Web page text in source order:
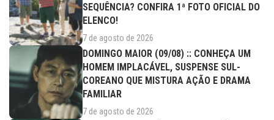
SEQUÊNCIA? CONFIRA 1ª FOTO OFICIAL DO
ELENCO!
7 de agosto de 2026
DOMINGO MAIOR (09/08) :: CONHEÇA UM
HOMEM IMPLACÁVEL, SUSPENSE SUL-
COREANO QUE MISTURA AÇÃO E DRAMA
FAMILIAR
7 de agosto de 2026